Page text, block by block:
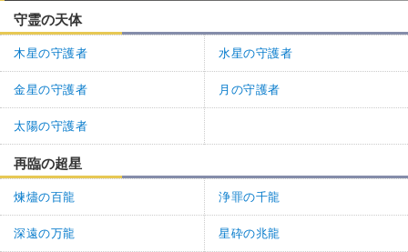
守霊の天体
木星の守護者 水星の守護者
金星の守護者 月の守護者
太陽の守護者
再臨の超星
煉燼の百龍 浄罪の千龍
深遠の万龍 星砕の兆龍